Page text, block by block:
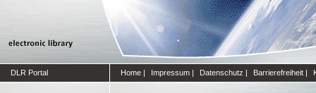
DLR Portal Home | Impressum | Datenschutz | Barrierefreiheit |